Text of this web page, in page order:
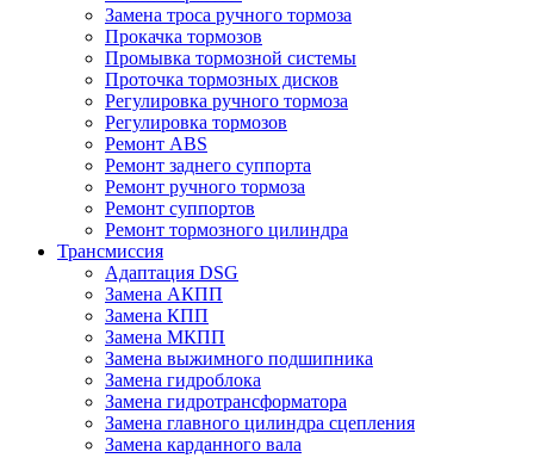
Замена троса ручного тормоза
Прокачка тормозов
Промывка тормозной системы
Проточка тормозных дисков
Регулировка ручного тормоза
Регулировка тормозов
Ремонт ABS
Ремонт заднего суппорта
Ремонт ручного тормоза
Ремонт суппортов
Ремонт тормозного цилиндра
Трансмиссия
Адаптация DSG
Замена АКПП
Замена КПП
Замена МКПП
Замена выжимного подшипника
Замена гидроблока
Замена гидротрансформатора
Замена главного цилиндра сцепления
Замена карданного вала